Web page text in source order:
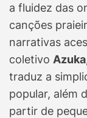
a fluidez das
canções
narrativas
coletivo
traduz a
popular, além
partir de